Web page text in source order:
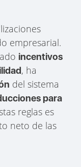
empresarial.
incentivos
, ha
del sistema
para
reglas es
neto de las